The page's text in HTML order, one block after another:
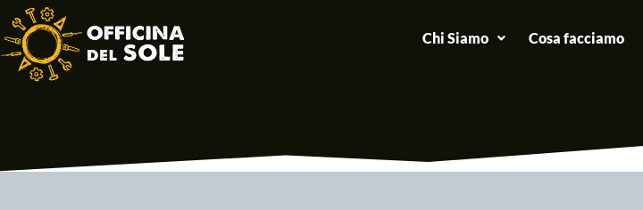
Chi Siamo Cosa facciamo